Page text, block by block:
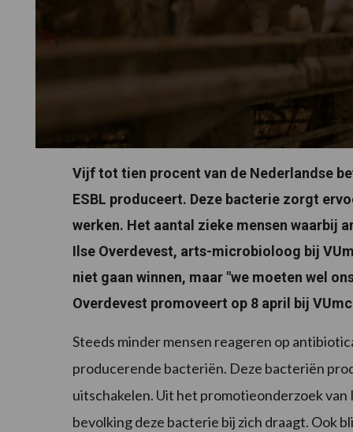
Vijf tot tien procent van de Nederlandse
ESBL produceert. Deze bacterie zorgt
werken. Het aantal zieke mensen waarbij
Ilse Overdevest, arts-microbioloog bij
niet gaan winnen, maar "we moeten wel
Overdevest promoveert op 8 april bij
Steeds minder mensen reageren op
producerende bacteriën. Deze bacteriën
uitschakelen. Uit het promotieonderzoek
bevolking deze bacterie bij zich draagt. Ook